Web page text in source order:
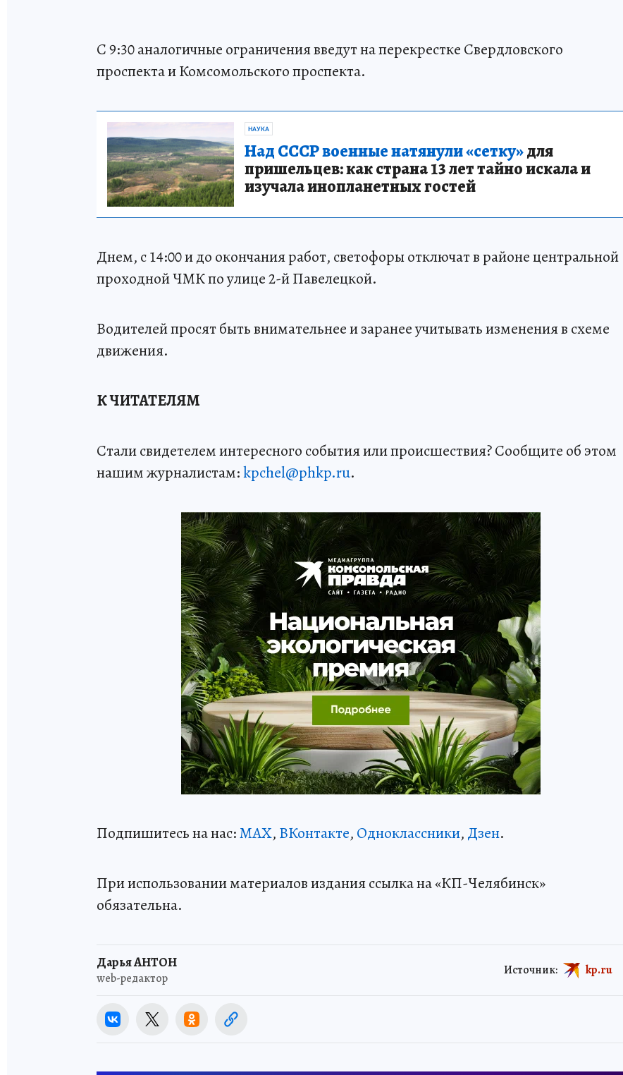
С 9:30 аналогичные ограничения введут на перекрестке Свердловского
проспекта и Комсомольского проспекта.
НАУКА
Над СССР военные натянули «сетку»для
пришельцев: как страна 13 лет тайно искала и
изучала инопланетных гостей
Днем, с 14:00 и до окончания работ, светофоры отключат в районе центральной
проходной ЧМК по улице 2-й Павелецкой.
Водителей просят быть внимательнее и заранее учитывать изменения в схеме
движения.
К ЧИТАТЕЛЯМ
Стали свидетелем интересного события или происшествия? Сообщите об этом
нашим журналистам:kpchel@phkp.ru.
Подпишитесь на нас:MAX, ВКонтакте, Одноклассники, Дзен.
При использовании материалов издания ссылка на «КП-Челябинск»
обязательна.
Дарья АНТОН
web-редактор
Источник: kp.ru